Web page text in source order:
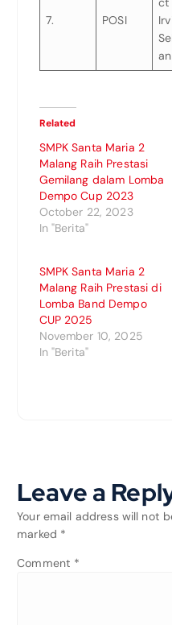
7. POSI
Related
SMPK Santa Maria 2
Malang Raih Prestasi
Gemilang dalam Lomba
Dempo Cup 2023
October 22, 2023
In "Berita"
SMPK Santa Maria 2
Malang Raih Prestasi di
Lomba Band Dempo
CUP 2025
November 10, 2025
In "Berita"
Leave a
Your email address will not
marked *
Comment *